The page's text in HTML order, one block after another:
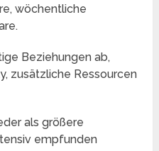
wöchentliche
Beziehungen ab,
zusätzliche Ressourcen
als größere
empfunden